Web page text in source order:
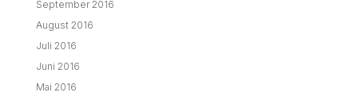
September 2016
August 2016
Juli 2016
Juni 2016
Mai 2016